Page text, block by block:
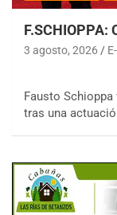
3 agosto, 2026
Fausto
tras una